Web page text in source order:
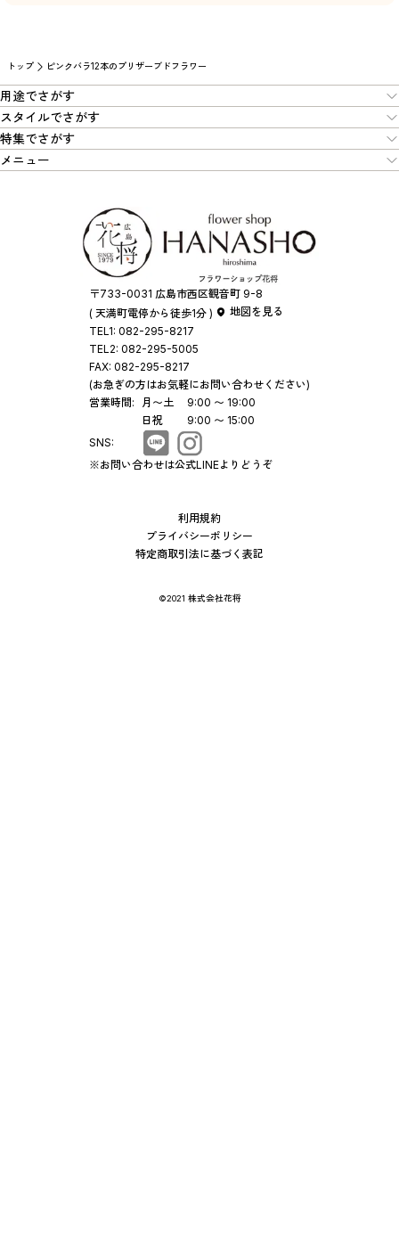
トップ ピンクバラ12本のプリザーブドフラワー
用途でさがす
スタイルでさがす
特集でさがす
メニュー
〒733-0031 広島市西区観音町 9-8
( 天満町電停から徒歩1分 )
地図を見る
TEL1: 082-295-8217
TEL2: 082-295-5005
FAX: 082-295-8217
(お急ぎの方はお気軽にお問い合わせください)
営業時間:
月〜土
9:00 〜 19:00
日祝
9:00 〜 15:00
SNS:
※お問い合わせは公式LINEよりどうぞ
利用規約
プライバシーポリシー
特定商取引法に基づく表記
©2021 株式会社花将